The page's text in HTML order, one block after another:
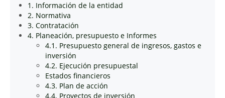
1. Información de la entidad
2. Normativa
3. Contratación
4. Planeación, presupuesto e Informes
4.1. Presupuesto general de ingresos, gastos e
inversión
4.2. Ejecución presupuestal
Estados financieros
4.3. Plan de acción
4.4. Proyectos de inversión